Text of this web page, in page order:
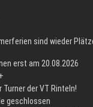
sind wieder
erst am 20.08.2026
der VT Rinteln!
geschlossen